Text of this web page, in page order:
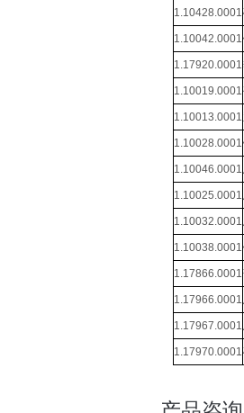
1.10428.0001
1.10042.0001
1.17920.0001
1.10019.0001
1.10013.0001
1.10028.0001
1.10046.0001
1.10025.0001
1.10032.0001
1.10038.0001
1.17866.0001
1.17966.0001
1.17967.0001
1.17970.0001